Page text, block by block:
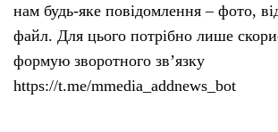
нам будь-яке повідомлення – фото,
файл. Для цього потрібно лише
формую зворотного зв’язку
https://t.me/mmedia_addnews_bot